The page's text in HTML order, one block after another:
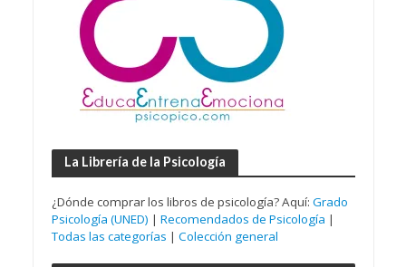
La Librería de la Psicología
¿Dónde comprar los libros de psicología? Aquí: Grado
Psicología (UNED) | Recomendados de Psicología |
Todas las categorías | Colección general